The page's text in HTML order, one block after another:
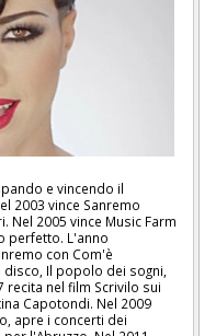
e vincendo il
2003 vince Sanremo
Nel 2005 vince Music Farm
perfetto. L'anno
con Com'è
Il popolo dei sogni,
recita nel film Scrivilo sui
Capotondi. Nel 2009
apre i concerti dei